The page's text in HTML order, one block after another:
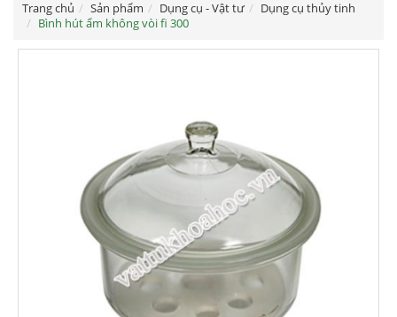
Trang chủ Sản phẩm Dụng cụ - Vật tư
Dụng cụ thủy tinh
Bình hút ẩm không vòi fi 300